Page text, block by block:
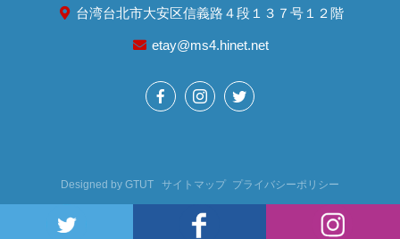
台湾台北市大安区信義路４段１３７号１２階
etay@ms4.hinet.net
Designed by GTUT サイトマップ プライバシーポリシー